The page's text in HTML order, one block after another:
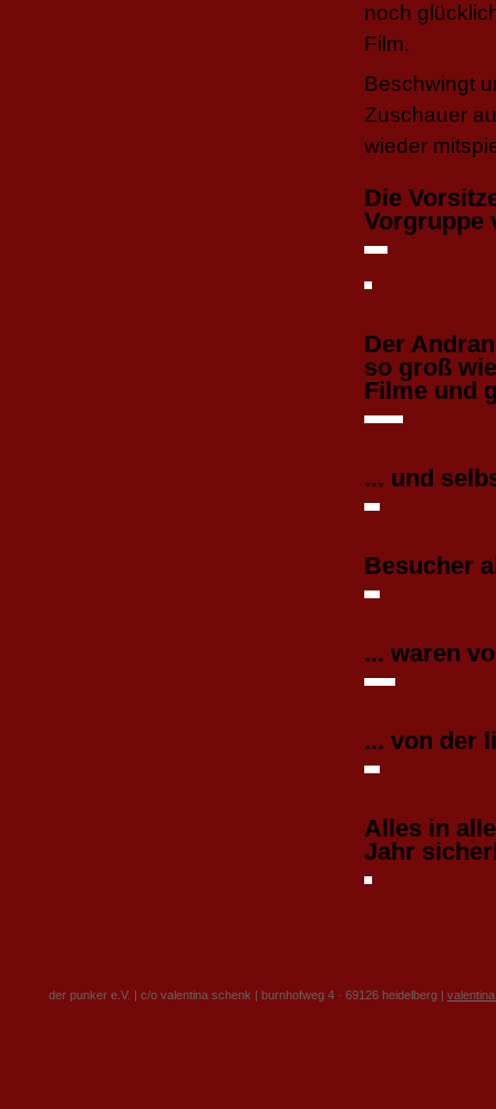
noch
Film.
Beschwingt
Zuschauer
wieder
Die
Vorgruppe
Der
so groß
Filme und
... und
Besucher
... waren
... von der
Alles in
Jahr
der punker e.V. | c/o valentina schenk | burnhofweg 4 · 69126 heidelberg |